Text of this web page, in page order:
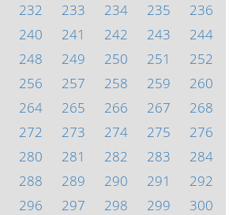
232 233 234 235
236
240 241 242 243
244
248 249 250 251
252
256 257 258 259
260
264 265 266 267
268
272 273 274 275
276
280 281 282 283
284
288 289 290 291
292
296 297 298 299
300